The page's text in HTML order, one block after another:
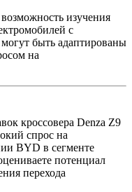
изучения
с
могут быть адаптированы
на
кроссовера Denza Z9
спрос на
BYD в сегменте
потенциал
перехода